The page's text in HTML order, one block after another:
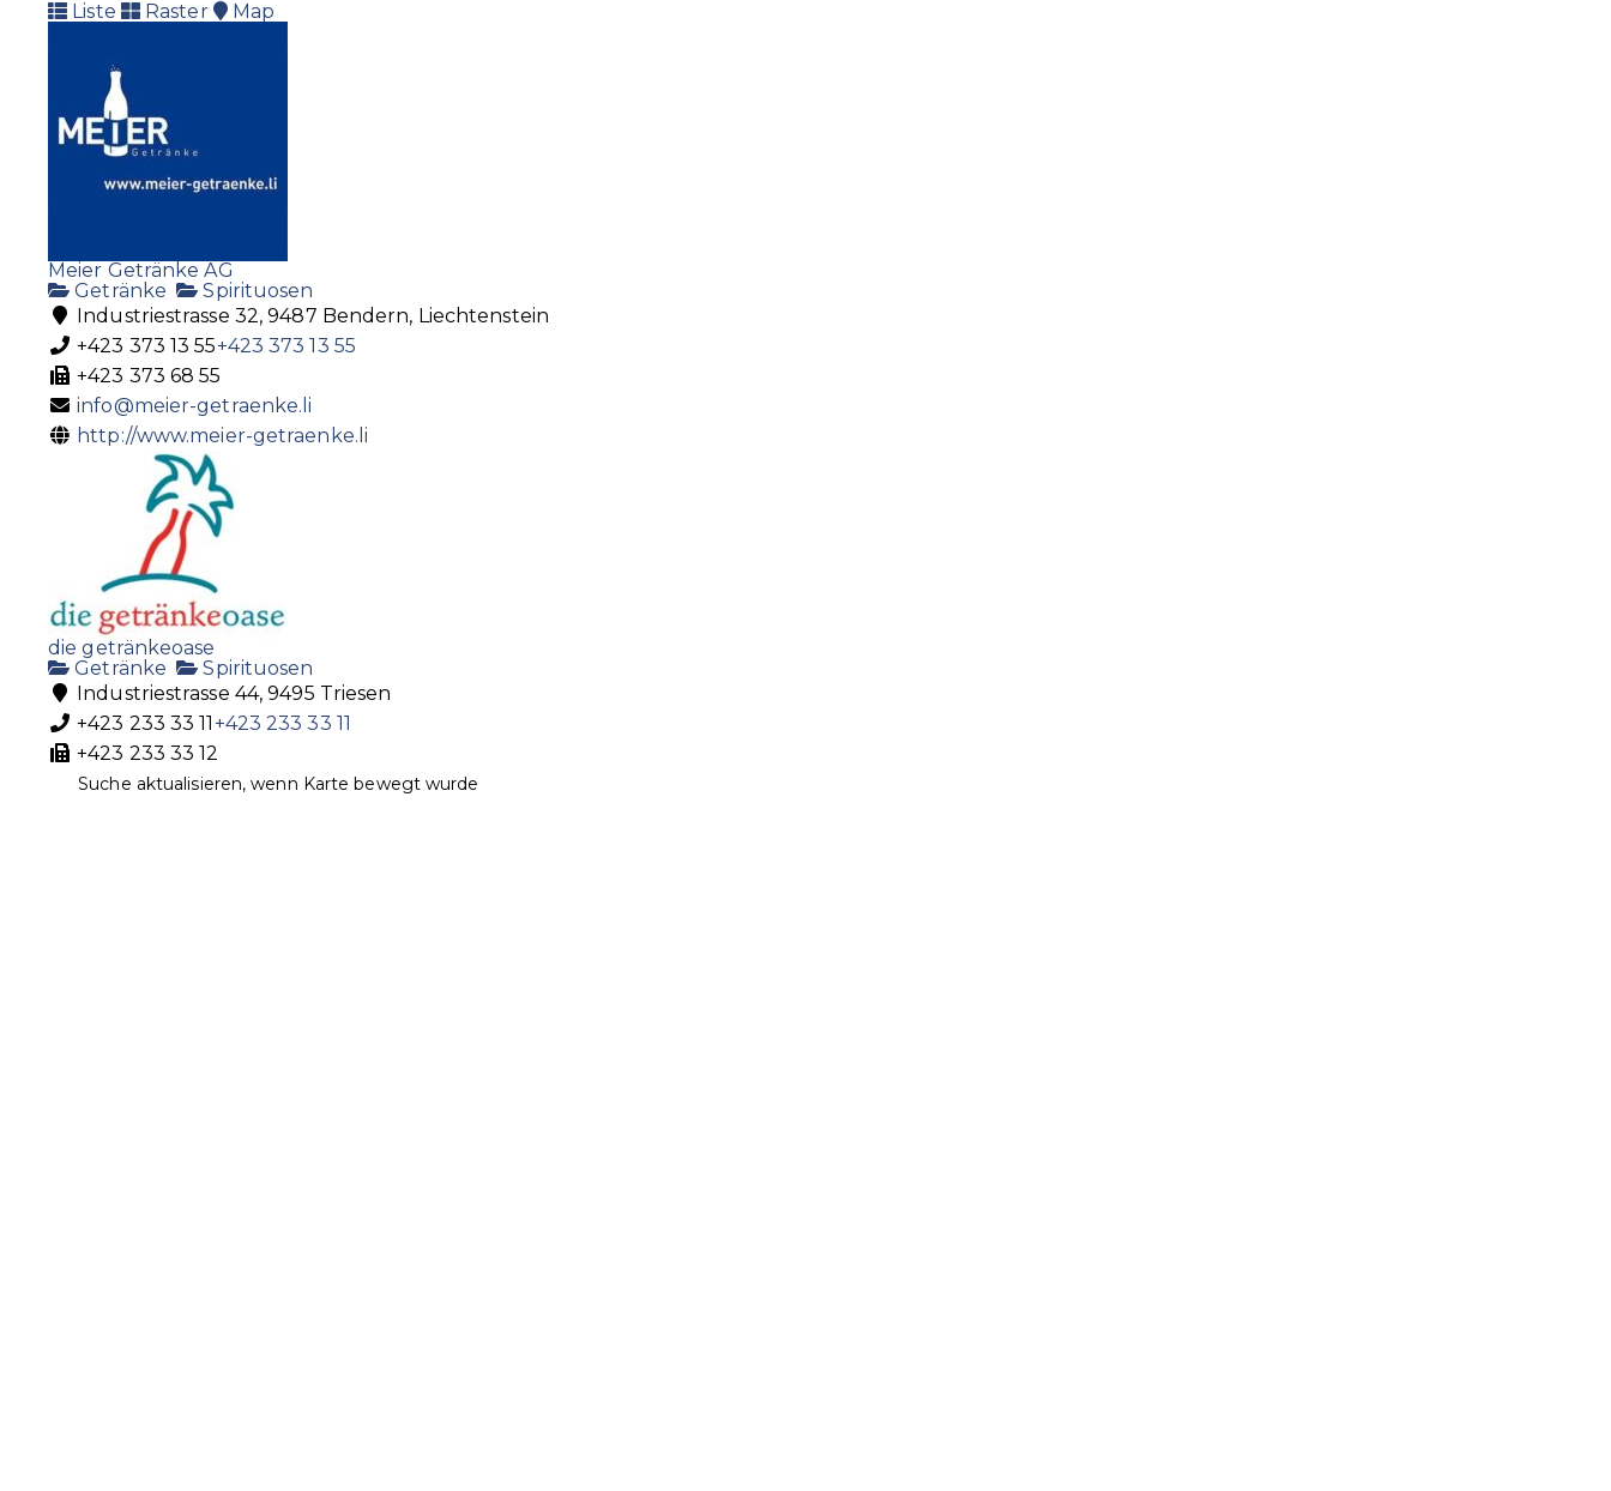
Liste Raster Map
Meier Getränke AG
Getränke
Spirituosen
Industriestrasse 32, 9487 Bendern, Liechtenstein
+423 373 13 55+423 373 13 55
+423 373 68 55
info@meier-getraenke.li
http://www.meier-getraenke.li
die getränkeoase
Getränke
Spirituosen
Industriestrasse 44, 9495 Triesen
+423 233 33 11+423 233 33 11
+423 233 33 12
info@getraenkeoase.li
Suche aktualisieren, wenn Karte bewegt wurde